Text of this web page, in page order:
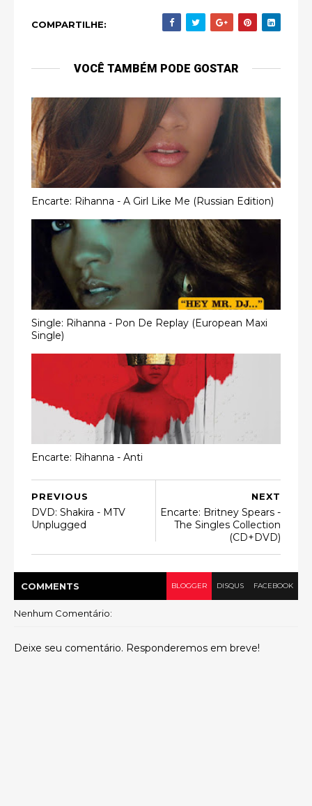
COMPARTILHE:
VOCÊ TAMBÉM PODE GOSTAR
Encarte: Rihanna - A Girl Like Me (Russian Edition)
Single: Rihanna - Pon De Replay (European Maxi
Single)
Encarte: Rihanna - Anti
NEXT
Encarte: Britney Spears -
The Singles Collection
(CD+DVD)
PREVIOUS
DVD: Shakira - MTV
Unplugged
COMMENTS BLOGGER DISQUS FACEBOOK
Nenhum Comentário:
Deixe seu comentário. Responderemos em breve!